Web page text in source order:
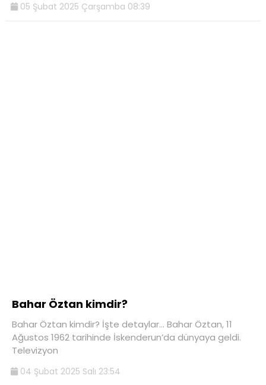
05 Şubat 2025 Çarşamba 08:39
Bahar Öztan kimdir?
Bahar Öztan kimdir? İşte detaylar… Bahar Öztan, 11
Ağustos 1962 tarihinde İskenderun’da dünyaya geldi.
Televizyon
04 Şubat 2025 Salı 23:54